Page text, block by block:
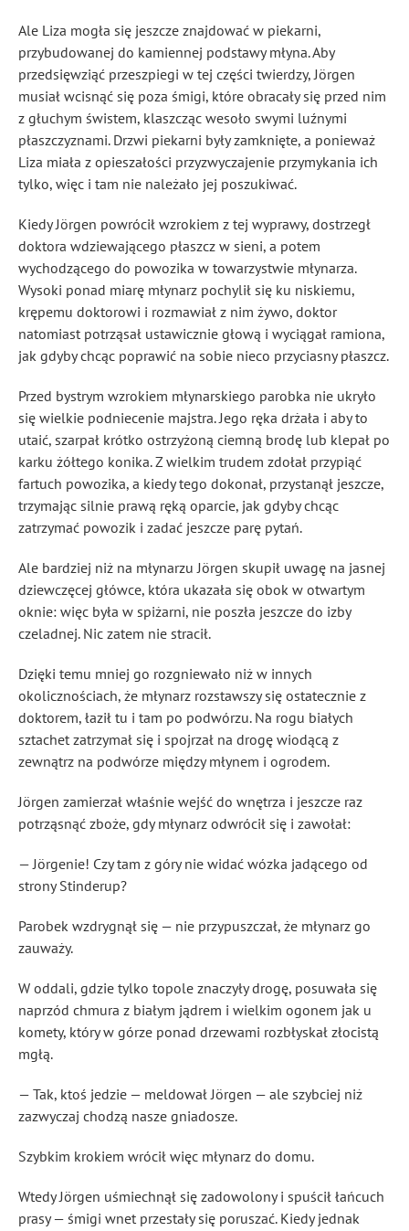
Ale Liza mogła się jeszcze znajdować w piekarni,
przybudowanej do kamiennej podstawy młyna. Aby
przedsięwziąć przeszpiegi w tej części twierdzy, Jörgen
musiał wcisnąć się poza śmigi, które obracały się przed nim
z głuchym świstem, klaszcząc wesoło swymi luźnymi
płaszczyznami. Drzwi piekarni były zamknięte, a ponieważ
Liza miała z opieszałości przyzwyczajenie przymykania ich
tylko, więc i tam nie należało jej poszukiwać.
Kiedy Jörgen powrócił wzrokiem z tej wyprawy, dostrzegł
doktora wdziewającego płaszcz w sieni, a potem
wychodzącego do powozika w towarzystwie młynarza.
Wysoki ponad miarę młynarz pochylił się ku niskiemu,
krępemu doktorowi i rozmawiał z nim żywo, doktor
natomiast potrząsał ustawicznie głową i wyciągał ramiona,
jak gdyby chcąc poprawić na sobie nieco przyciasny płaszcz.
Przed bystrym wzrokiem młynarskiego parobka nie ukryło
się wielkie podniecenie majstra. Jego ręka drżała i aby to
utaić, szarpał krótko ostrzyżoną ciemną brodę lub klepał po
karku żółtego konika. Z wielkim trudem zdołał przypiąć
fartuch powozika, a kiedy tego dokonał, przystanął jeszcze,
trzymając silnie prawą ręką oparcie, jak gdyby chcąc
zatrzymać powozik i zadać jeszcze parę pytań.
Ale bardziej niż na młynarzu Jörgen skupił uwagę na jasnej
dziewczęcej główce, która ukazała się obok w otwartym
oknie: więc była w spiżarni, nie poszła jeszcze do izby
czeladnej. Nic zatem nie stracił.
Dzięki temu mniej go rozgniewało niż w innych
okolicznościach, że młynarz rozstawszy się ostatecznie z
doktorem, łaził tu i tam po podwórzu. Na rogu białych
sztachet zatrzymał się i spojrzał na drogę wiodącą z
zewnątrz na podwórze między młynem i ogrodem.
Jörgen zamierzał właśnie wejść do wnętrza i jeszcze raz
potrząsnąć zboże, gdy młynarz odwrócił się i zawołał:
— Jörgenie! Czy tam z góry nie widać wózka jadącego od
strony Stinderup?
Parobek wzdrygnął się — nie przypuszczał, że młynarz go
zauważy.
W oddali, gdzie tylko topole znaczyły drogę, posuwała się
naprzód chmura z białym jądrem i wielkim ogonem jak u
komety, który w górze ponad drzewami rozbłyskał złocistą
mgłą.
— Tak, ktoś jedzie — meldował Jörgen — ale szybciej niż
zazwyczaj chodzą nasze gniadosze.
Szybkim krokiem wrócił więc młynarz do domu.
Wtedy Jörgen uśmiechnął się zadowolony i spuścił łańcuch
prasy — śmigi wnet przestały się poruszać. Kiedy jednak